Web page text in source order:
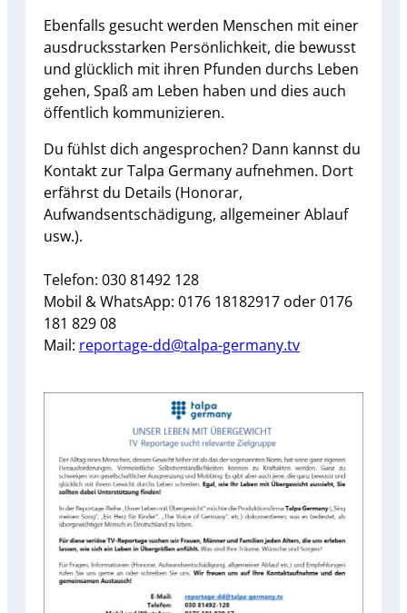
Ebenfalls gesucht werden Menschen mit einer
ausdrucksstarken Persönlichkeit, die bewusst
und glücklich mit ihren Pfunden durchs Leben
gehen, Spaß am Leben haben und dies auch
öffentlich kommunizieren.
Du fühlst dich angesprochen? Dann kannst du
Kontakt zur Talpa Germany aufnehmen. Dort
erfährst du Details (Honorar,
Aufwandsentschädigung, allgemeiner Ablauf
usw.).
Telefon: 030 81492 128
Mobil & WhatsApp: 0176 18182917 oder 0176
181 829 08
Mail: reportage-dd@talpa-germany.tv